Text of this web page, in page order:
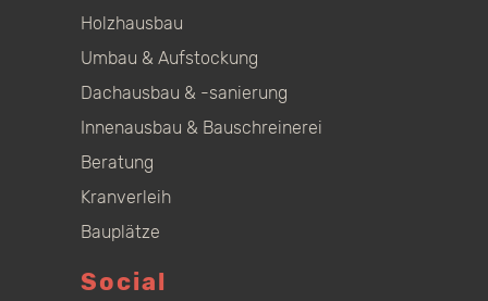
Holzhausbau
Umbau & Aufstockung
Dachausbau & -sanierung
Innenausbau & Bauschreinerei
Beratung
Kranverleih
Bauplätze
Social